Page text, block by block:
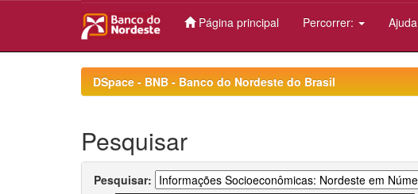
Página principal Percorrer: Ajuda
DSpace - BNB - Banco do Nordeste do Brasil
Pesquisar
Pesquisar: